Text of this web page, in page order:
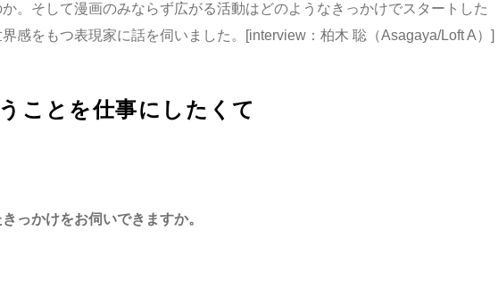
。そして漫画のみならず広がる活動はどのようなきっかけでスタートした
感をもつ表現家に話を伺いました。[interview：柏木 聡（Asagaya/Loft A）]
ことを仕事にしたくて
かけをお伺いできますか。